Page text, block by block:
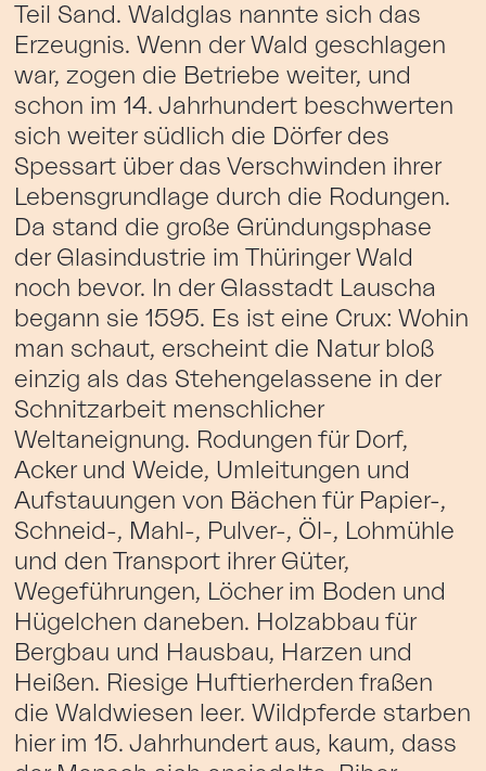
Teil Sand. Waldglas nannte sich das
Erzeugnis. Wenn der Wald geschlagen
war, zogen die Betriebe weiter, und
schon im 14. Jahrhundert beschwerten
sich weiter südlich die Dörfer des
Spessart über das Verschwinden ihrer
Lebensgrundlage durch die Rodungen.
Da stand die große Gründungsphase
der Glasindustrie im Thüringer Wald
noch bevor. In der Glasstadt Lauscha
begann sie 1595. Es ist eine Crux: Wohin
man schaut, erscheint die Natur bloß
einzig als das Stehengelassene in der
Schnitzarbeit menschlicher
Weltaneignung. Rodungen für Dorf,
Acker und Weide, Umleitungen und
Aufstauungen von Bächen für Papier-,
Schneid-, Mahl-, Pulver-, Öl-, Lohmühle
und den Transport ihrer Güter,
Wegeführungen, Löcher im Boden und
Hügelchen daneben. Holzabbau für
Bergbau und Hausbau, Harzen und
Heißen. Riesige Huftierherden fraßen
die Waldwiesen leer. Wildpferde starben
hier im 15. Jahrhundert aus, kaum, dass